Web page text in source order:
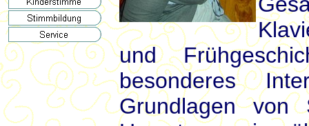
und
besonderes
Grundlagen von